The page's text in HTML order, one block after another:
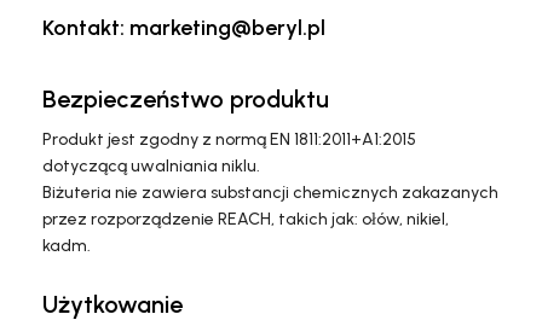
Kontakt: marketing@beryl.pl
Bezpieczeństwo produktu
Produkt jest zgodny z normą EN 1811:2011+A1:2015
dotyczącą uwalniania niklu.
Biżuteria nie zawiera substancji chemicznych zakazanych
przez rozporządzenie REACH, takich jak: ołów, nikiel,
kadm.
Użytkowanie